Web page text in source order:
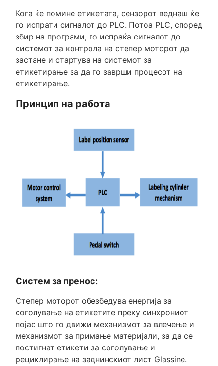
Кога ќе помине етикетата, сензорот веднаш ќе
го испрати сигналот до PLC. Потоа PLC, според
збир на програми, го испраќа сигналот до
системот за контрола на степер моторот да
застане и стартува на системот за
етикетирање за да го заврши процесот на
етикетирање.
Принцип на работа
Систем за пренос:
Степер моторот обезбедува енергија за
соголување на етикетите преку синхрониот
појас што го движи механизмот за влечење и
механизмот за примање материјали, за да се
постигнат етикети за соголување и
рециклирање на заднинскиот лист Glassine.